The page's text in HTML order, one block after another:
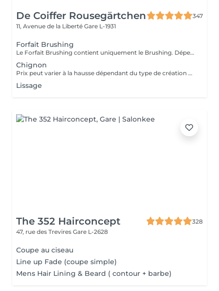
De Coiffer Rousegärtchen
347
11, Avenue de la Liberté Gare L-1931
Forfait Brushing
Le Forfait Brushing contient uniquement le Brushing. Dépendant de la longueur des cheveux, le prix peut varier. En cas de questions veuillez appeler au +352 27 70 21 25.
Chignon
Prix peut varier à la hausse dépendant du type de création finalement réalisée.
Lissage
The 352 Hairconcept
328
47, rue des Trevires Gare L-2628
Coupe au ciseau
Line up Fade (coupe simple)
Mens Hair Lining & Beard ( contour + barbe)